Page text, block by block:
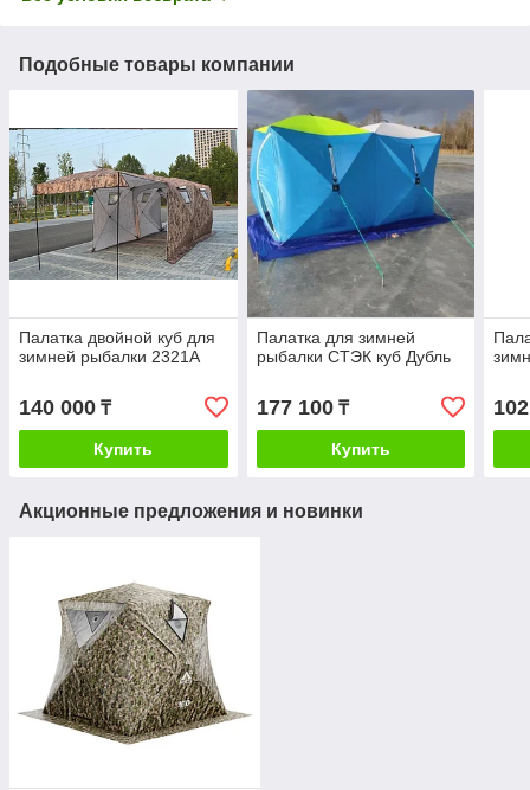
Подобные товары компании
Палатка двойной куб для
зимней рыбалки 2321А
140 000 ₸
Купить
Палатка для зимней
рыбалки СТЭК куб Дубль
177 100₸
Купить
Акционные предложения и новинки